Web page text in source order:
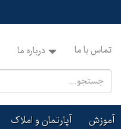
تماس با ما درباره ما
آموزش آپارتمان و املاک